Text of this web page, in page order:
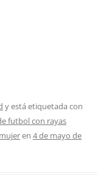
y está etiquetada con
futbol con rayas
en 4 de mayo de